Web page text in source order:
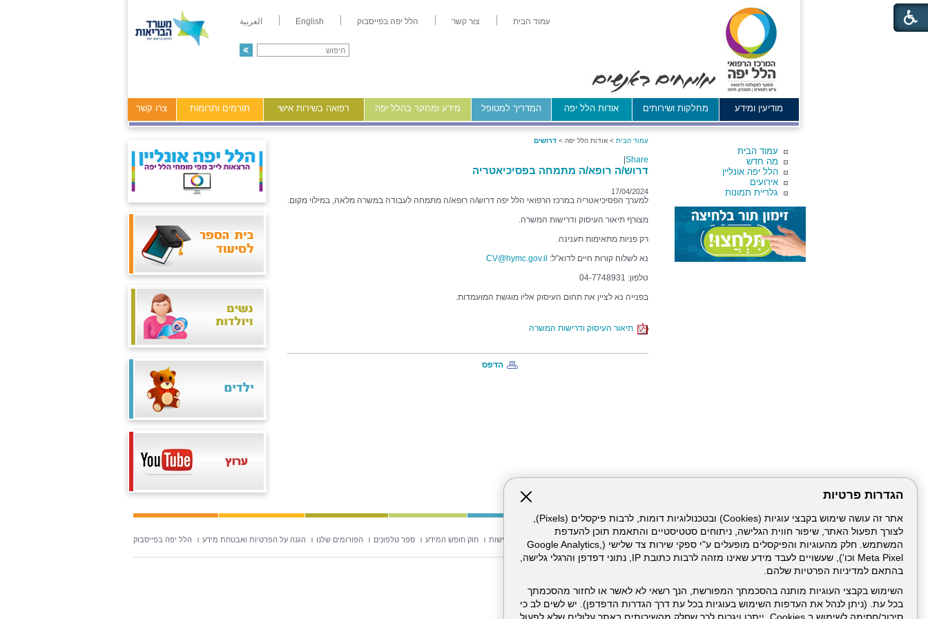
הגדרות פרטיות
אתר זה עושה שימוש בקבצי עוגיות (Cookies) ובטכנולוגיות דומות, לרבות פיקסלים (Pixels),
לצורך תפעול האתר, שיפור חווית הגלישה, ניתוחים סטטיסטיים והתאמת תוכן להעדפת
המשתמש. חלק מהעוגיות והפיקסלים מופעלים ע"י ספקי שירות צד שלישי (Google Analytics,
Meta Pixel וכו'), שעשויים לעבד מידע שאינו מזהה לרבות כתובת IP, נתוני דפדפן והרגלי גלישה,
בהתאם למדיניות הפרטיות שלהם.
השימוש בקבצי העוגיות מותנה בהסכמתך המפורשת, הנך רשאי לא לאשר או לחזור מהסכמתך
בכל עת. (ניתן לנהל את העדפות השימוש בעוגיות בכל עת דרך הגדרות הדפדפן). יש לשים לב כי
עמוד הבית צור קשר הלל יפה בפייסבוק English العربية
מודיעין ומידע מחלקות ושירותים אודות הלל יפה המדריך למטופל מידע ומחקר בהלל יפה רפואה בשירות אישי תורמים ותרומות צרו קשר
עמוד הבית
מה חדש
הלל יפה אונליין
אירועים
גלריית תמונות
עמוד הבית > אודות הלל יפה > דרושים
Share
דרוש/ה רופא/ה מתמחה בפסיכיאטריה
17/04/2024
למערך הפסיכיאטריה במרכז הרפואי הלל יפה דרוש/ה רופא/ה מתמחה לעבודה במשרה מלאה, במילוי מקום.
מצורף תיאור העיסוק ודרישות המשרה.
רק פניות מתאימות תענינה.
נא לשלוח קורות חיים לדוא"ל: CV@hymc.gov.il
טלפון: 04-7748931
בפנייה נא לציין את תחום העיסוק אליו מוגשת המועמדות.
תיאור העיסוק ודרישות המשרה
הדפס
תנאי שימוש באתר מפת אתר הצהרת נגישות חוק חופש המידע ספר טלפונים הפורומים שלנו הגנה על הפרטיות ואבטחת מידע הלל יפה בפייסבוק
ניהול תכנים: